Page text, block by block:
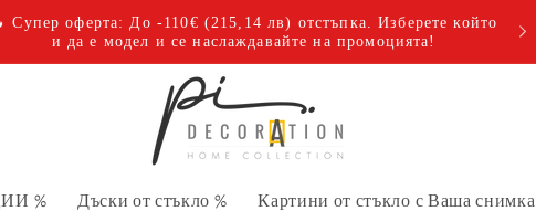
Супер оферта: До -110€ (215,14 лв) отстъпка. Изберете който
и да е модел и се наслаждавайте на промоцията!
% Дъски от стъкло % Картини от стъкло с Ваша снимка